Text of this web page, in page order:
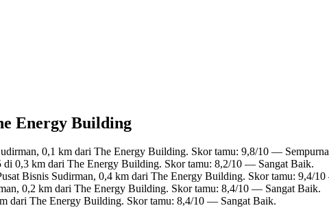
Energy Building
0,1 km dari The Energy Building. Skor tamu: 9,8/10 —
0,3 km dari The Energy Building. Skor tamu: 8,2/10 — Sangat Baik.
Bisnis Sudirman, 0,4 km dari The Energy Building. Skor tamu: 9,4/
0,2 km dari The Energy Building. Skor tamu: 8,4/10 — Sangat Baik.
dari The Energy Building. Skor tamu: 8,4/10 — Sangat Baik.